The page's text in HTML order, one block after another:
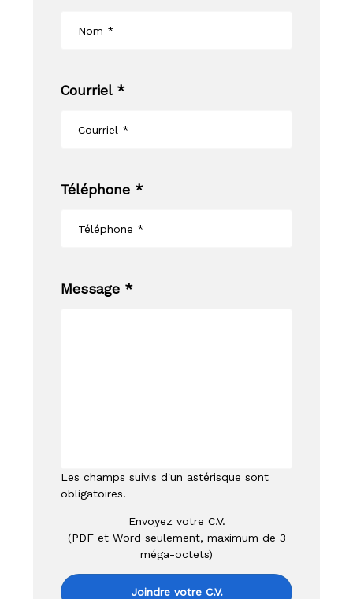
Courriel *
Téléphone *
Message *
Les champs suivis d'un astérisque sont
obligatoires.
Envoyez votre C.V.
(PDF et Word seulement, maximum de 3
méga-octets)
Joindre votre C.V.